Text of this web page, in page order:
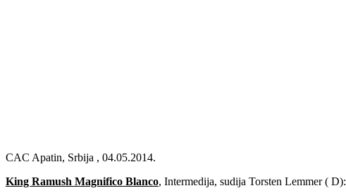
CAC Apatin, Srbija , 04.05.2014.
King Ramush Magnifico Blanco, Intermedija, sudija Torsten Lemmer ( D):